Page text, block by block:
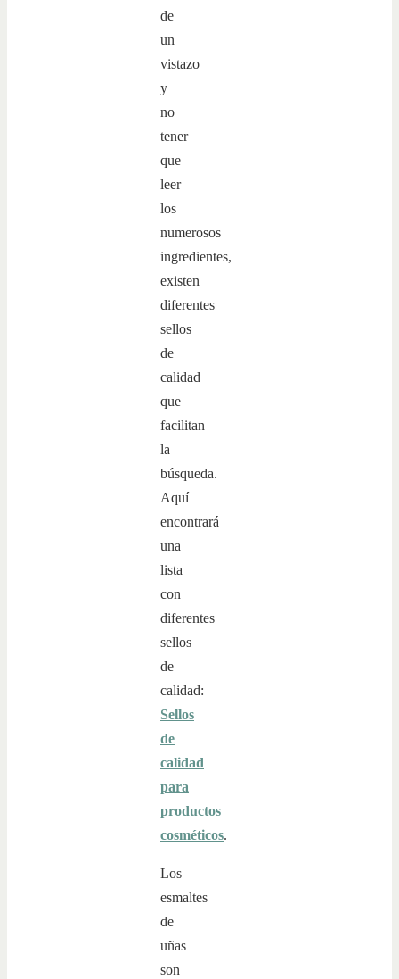
de
un
vistazo
y
no
tener
que
leer
los
numerosos
ingredientes,
existen
diferentes
sellos
de
calidad
que
facilitan
la
búsqueda.
Aquí
encontrará
una
lista
con
diferentes
sellos
de
calidad:
Sellos
de
calidad
para
productos
cosméticos.
Los
esmaltes
de
uñas
son